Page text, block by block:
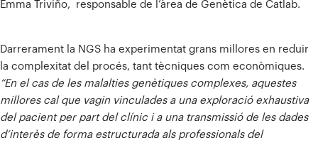
Emma Triviño, responsable de l’àrea de Genètica de Catlab.
Darrerament la NGS ha experimentat grans millores en reduir
la complexitat del procés, tant tècniques com econòmiques.
“En el cas de les malalties genètiques complexes, aquestes
millores cal que vagin vinculades a una exploració exhaustiva
del pacient per part del clínic i a una transmissió de les dades
d’interès de forma estructurada als professionals del